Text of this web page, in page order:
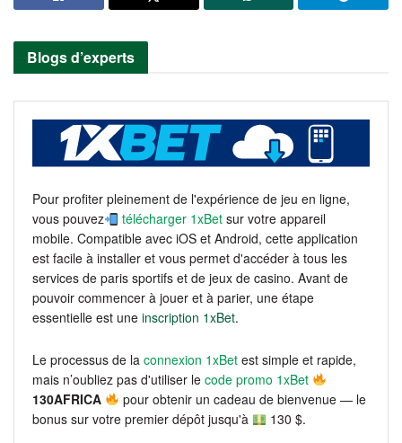
Blogs d’experts
Pour profiter pleinement de l'expérience de jeu en ligne,
vous pouvez
télécharger 1xBet sur votre appareil
mobile. Compatible avec iOS et Android, cette application
est facile à installer et vous permet d'accéder à tous les
services de paris sportifs et de jeux de casino. Avant de
pouvoir commencer à jouer et à parier, une étape
essentielle est une inscription 1xBet.
Le processus de la connexion 1xBet est simple et rapide,
mais n’oubliez pas d'utiliser le code promo 1xBet
130AFRICA
pour obtenir un cadeau de bienvenue — le
bonus sur votre premier dépôt jusqu'à
130 $.